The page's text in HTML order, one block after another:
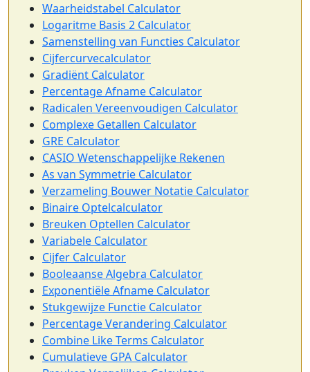
Waarheidstabel Calculator
Logaritme Basis 2 Calculator
Samenstelling van Functies Calculator
Cijfercurvecalculator
Gradiënt Calculator
Percentage Afname Calculator
Radicalen Vereenvoudigen Calculator
Complexe Getallen Calculator
GRE Calculator
CASIO Wetenschappelijke Rekenen
As van Symmetrie Calculator
Verzameling Bouwer Notatie Calculator
Binaire Optelcalculator
Breuken Optellen Calculator
Variabele Calculator
Cijfer Calculator
Booleaanse Algebra Calculator
Exponentiële Afname Calculator
Stukgewijze Functie Calculator
Percentage Verandering Calculator
Combine Like Terms Calculator
Cumulatieve GPA Calculator